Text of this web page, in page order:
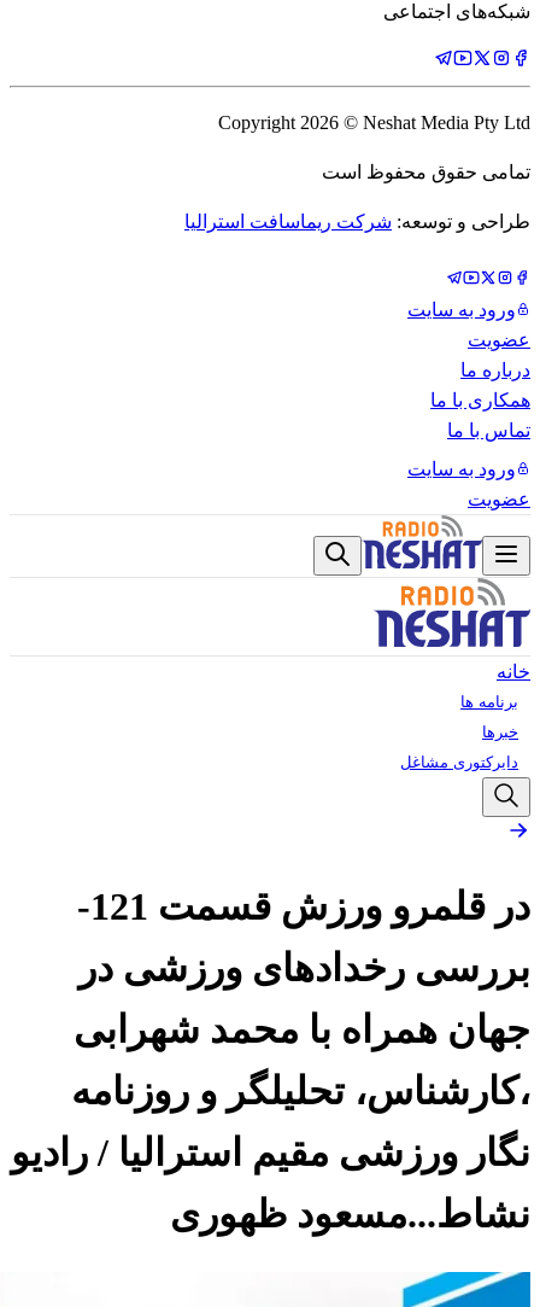
شبکه‌های اجتماعی
Copyright 2026 © Neshat Media Pty Ltd
تمامی حقوق محفوظ است
طراحی و توسعه: شرکت ریماسافت استرالیا
ورود به سایت
عضویت
درباره ما
همکاری با ما
تماس با ما
ورود به سایت
عضویت
خانه
برنامه ها
خبرها
دایرکتوری مشاغل
در قلمرو ورزش قسمت 121-
بررسی رخدادهای ورزشی در
جهان همراه با محمد شهرابی
،کارشناس، تحلیلگر و روزنامه
نگار ورزشی مقیم استرالیا / رادیو
نشاط...مسعود ظهوری